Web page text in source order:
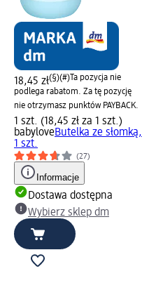
18,45 zł(§)(#)Ta pozycja nie
podlega rabatom. Za tę pozycję
nie otrzymasz punktów PAYBACK.
1 szt. (18,45 zł za 1 szt.)
babyloveButelka ze słomką,
1 szt.
(27)
Informacje
Dostawa dostępna
Wybierz sklep dm